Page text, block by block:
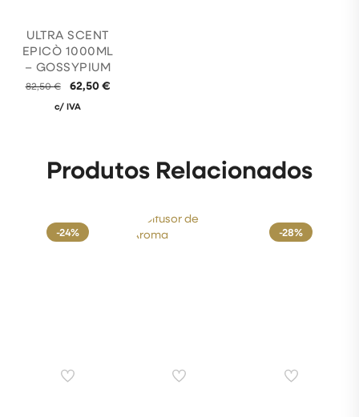
ULTRA SCENT
EPICÒ 1000ML
– GOSSYPIUM
82,50€ 62,50€
c/ IVA
Produtos Relacionados
-24% -28%